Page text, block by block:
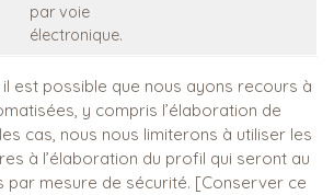
par voie
électronique.
il est possible que nous ayons recours à
y compris l’élaboration de
cas, nous nous limiterons à utiliser les
à l’élaboration du profil qui seront au
par mesure de sécurité. [Conserver ce